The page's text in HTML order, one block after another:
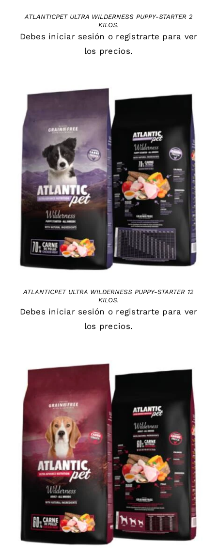
ATLANTICPET ULTRA WILDERNESS PUPPY-STARTER 2
KILOS.
Debes iniciar sesión o registrarte para ver
los precios.
DETAILS
ATLANTICPET ULTRA WILDERNESS PUPPY-STARTER 12
KILOS.
Debes iniciar sesión o registrarte para ver
los precios.
DETAILS